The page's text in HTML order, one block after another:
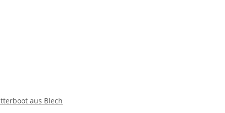
aus Blech